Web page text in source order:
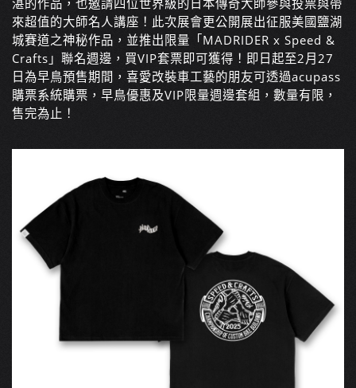
來超值的大師名人講座！此次展會更公開展出征服美國鹽湖
城賽道之神秘作品，並推出限量「MADRIDER x Speed &
Crafts」聯名週邊，買VIP套票即可獲得！即日起至2月27
日為早鳥預售期間，喜愛改裝車工藝的朋友可透過acupass
購票系統購票，早鳥優惠及VIP限量週邊套組，數量有限，
售完為止！